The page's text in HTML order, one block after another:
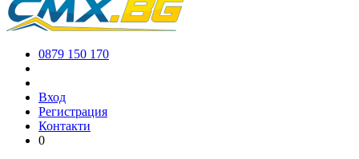
0879 150 170
Вход
Регистрация
Контакти
0